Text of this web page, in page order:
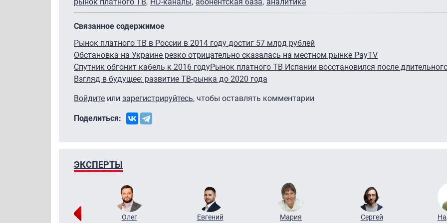
Связанное содержимое
Рынок платного ТВ в России в 2014 году достиг 57 млрд рублей
Обстановка на Украине резко отрицательно сказалась на местном рынке PayTV
Спутник обгонит кабель к 2016 годуРынок платного ТВ Испании восстановился после
Взгляд в будущее: развитие ТВ-рынка до 2020 года
Войдите или зарегистрируйтесь, чтобы оставлять комментарии
Поделиться:
ЭКСПЕРТЫ
Олег Евгений Мария Сергей